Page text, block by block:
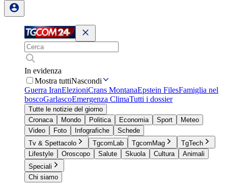
In evidenza
Mostra tuttiNascondi
Guerra IranElezioniCrans MontanaEpstein FilesFamiglia nel
boscoGarlascoEmergenza ClimaTutti i dossier
Tutte le notizie del giorno
Cronaca
Mondo Politica Economia Sport
Meteo
Video
Foto Infografiche
Schede
Tv & Spettacolo
TgcomLab TgcomMag
TgTech
Lifestyle
Oroscopo Salute Skuola Cultura
Animali
Speciali
Chi siamo